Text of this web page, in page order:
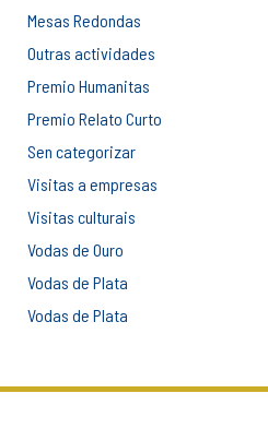
Mesas Redondas
Outras actividades
Premio Humanitas
Premio Relato Curto
Sen categorizar
Visitas a empresas
Visitas culturais
Vodas de Ouro
Vodas de Plata
Vodas de Plata